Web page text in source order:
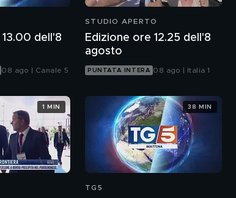
dell'8
08 ago | Canale 5
STUDIO APERTO
Edizione ore 12.25 dell'8
agosto
PUNTATA INTERA 08 ago | Italia 1
1 MIN
TG5
38 MIN